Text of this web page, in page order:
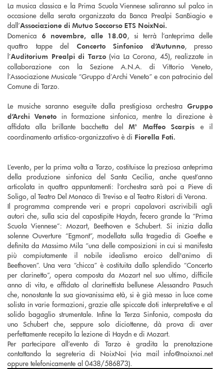
La musica classica e la Prima Scuola Viennese saliranno sul palco in
occasione della serata organizzata da Banca Prealpi SanBiagio e
dall’Associazione di Mutuo Soccorso ETS NoixNoi.
Domenica 6 novembre, alle 18.00, si terrà l’anteprima delle
quattro tappe del Concerto Sinfonico d’Autunno, presso
l’Auditorium Prealpi di Tarzo(via La Corona, 45), realizzate in
collaborazione con la Sezione A.N.A. di Vittorio Veneto,
l’Associazione Musicale “Gruppo d’Archi Veneto” e con patrocinio del
Comune di Tarzo.
Le musiche saranno eseguite dalla prestigiosa orchestra Gruppo
d’Archi Veneto in formazione sinfonica, mentre la direzione è
affidata alla brillante bacchetta delM° Maffeo Scarpis e il
coordinamento artistico-organizzativo è di Fiorella Foti.
L’evento, per la prima volta a Tarzo, costituisce la preziosa anteprima
della produzione sinfonica del Santa Cecilia, anche quest’anno
articolata in quattro appuntamenti: l’orchestra sarà poi a Pieve di
Soligo, al Teatro Del Monaco di Treviso e al Teatro Ristori di Verona.
Il programma comprende veri e propri capolavori ascrivibili agli
autori che, sulla scia del capostipite Haydn, fecero grande la “Prima
Scuola Viennese”: Mozart, Beethoven e Schubert. Si inizia dalla
solenne Ouverture “Egmont”, modellata sulla tragedia di Goethe e
definita da Massimo Mila “una delle composizioni in cui si manifesta
più compiutamente il nobile idealismo eroico dell'animo di
Beethoven”. Una vera “chicca” è costituita dallo splendido “Concerto
per clarinetto”, opera composta da Mozart nel suo ultimo, difficile
anno di vita, e affidato al clarinettista bellunese Alessandro Pasuch
che, nonostante la sua giovanissima età, si è già messo in luce come
solista in varie formazioni, grazie alle spiccate doti interpretative e al
solido bagaglio strumentale. Infine la Terza Sinfonia, composta da
uno Schubert che, seppure solo diciottenne, dà prova di aver
perfettamente recepito la lezione di Haydn e di Mozart.
Per partecipare all’evento di Tarzo è gradita la prenotazione
contattando la segreteria di NoixNoi (via mail info@noixnoi.net
oppure telefonicamente al 0438/586873).